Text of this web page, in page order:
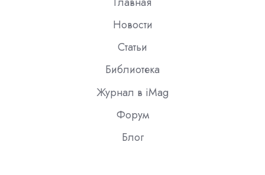
Новости
Статьи
Библиотека
Журнал в iMag
Форум
Блог